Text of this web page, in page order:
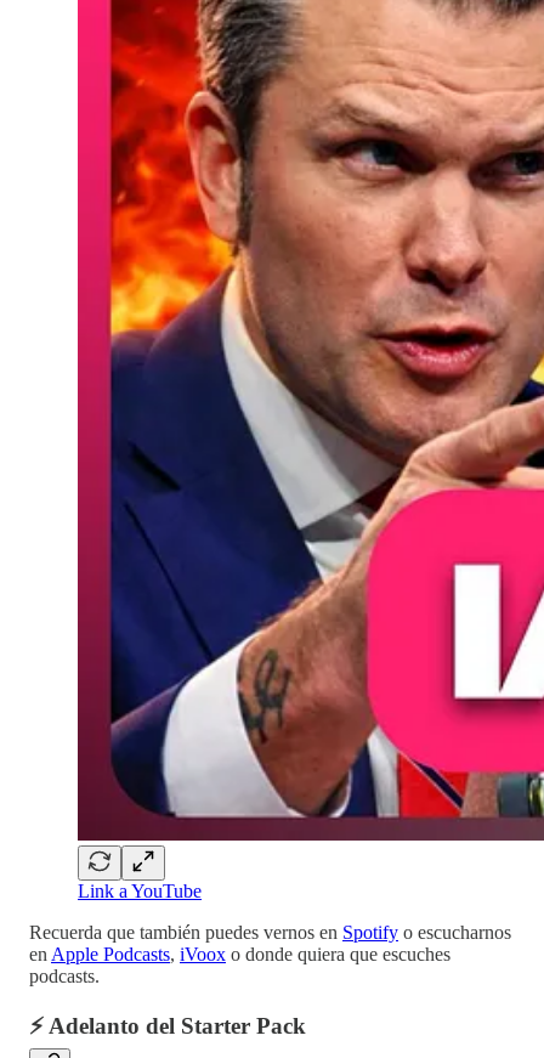
Link a YouTube
Recuerda que también puedes vernos en Spotify o escucharnos
en Apple Podcasts, iVoox o donde quiera que escuches
podcasts.
⚡ Adelanto del Starter Pack